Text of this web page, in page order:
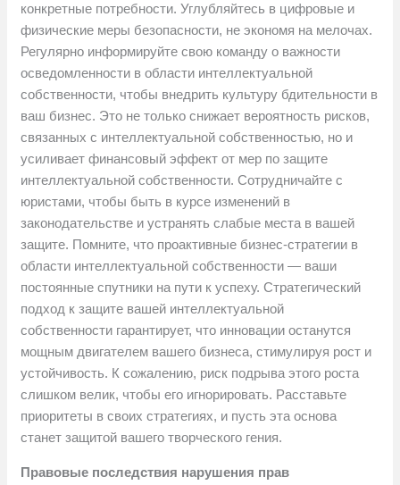
конкретные потребности. Углубляйтесь в цифровые и
физические меры безопасности, не экономя на мелочах.
Регулярно информируйте свою команду о важности
осведомленности в области интеллектуальной
собственности, чтобы внедрить культуру бдительности в
ваш бизнес. Это не только снижает вероятность рисков,
связанных с интеллектуальной собственностью, но и
усиливает финансовый эффект от мер по защите
интеллектуальной собственности. Сотрудничайте с
юристами, чтобы быть в курсе изменений в
законодательстве и устранять слабые места в вашей
защите. Помните, что проактивные бизнес-стратегии в
области интеллектуальной собственности — ваши
постоянные спутники на пути к успеху. Стратегический
подход к защите вашей интеллектуальной
собственности гарантирует, что инновации останутся
мощным двигателем вашего бизнеса, стимулируя рост и
устойчивость. К сожалению, риск подрыва этого роста
слишком велик, чтобы его игнорировать. Расставьте
приоритеты в своих стратегиях, и пусть эта основа
станет защитой вашего творческого гения.
Правовые последствия нарушения прав